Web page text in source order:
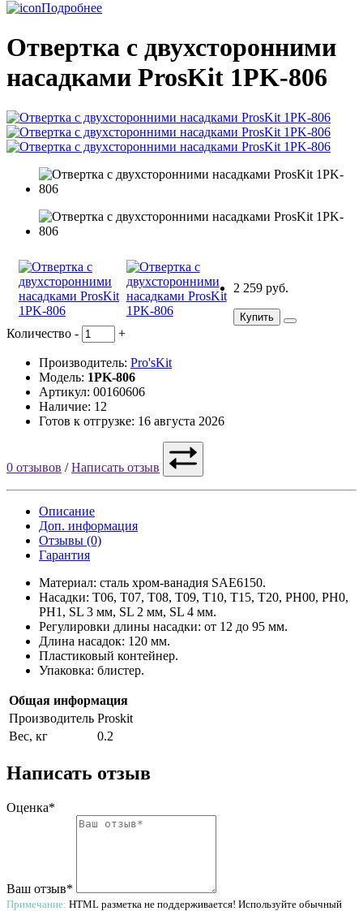
Подробнее
Отвертка с двухсторонними
насадками ProsKit 1PK-806
2 259 руб.
Купить
Количество - +
Производитель: Pro'sKit
Модель: 1PK-806
Артикул: 00160606
Наличие: 12
Готов к отгрузке: 16 августа 2026
0 отзывов /Написать отзыв
Описание
Доп. информация
Отзывы (0)
Гарантия
Материал: сталь хром-ванадия SAE6150.
Насадки: T06, T07, T08, T09, T10, T15, T20, PH00, PH0,
PH1, SL 3 мм, SL 2 мм, SL 4 мм.
Регулировки длины насадки: от 12 до 95 мм.
Длина насадок: 120 мм.
Пластиковый контейнер.
Упаковка: блистер.
Общая информация
Производитель Proskit
Вес, кг
0.2
Написать отзыв
Оценка*
Ваш отзыв*
Примечание: HTML разметка не поддерживается! Используйте обычный